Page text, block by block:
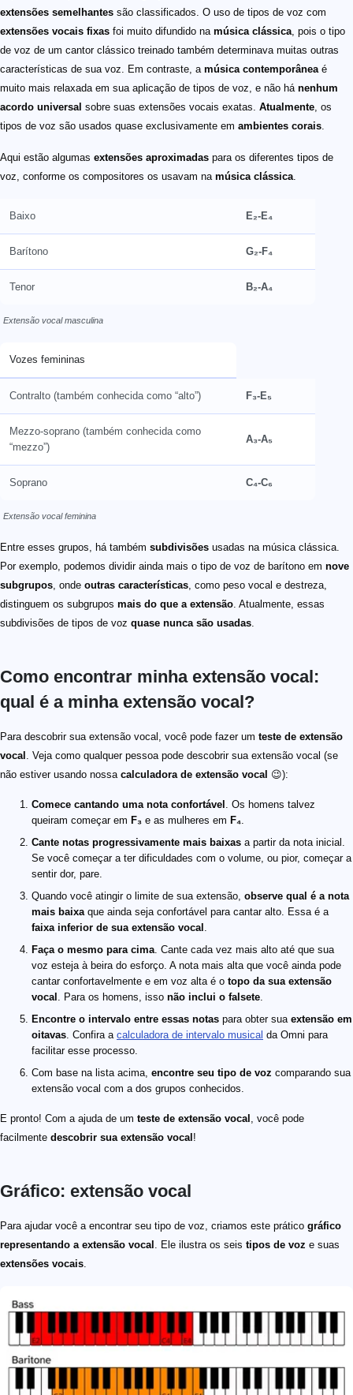
extensões semelhantes são classificados. O uso de tipos de voz com
extensões vocais fixas foi muito difundido na música clássica, pois o tipo
de voz de um cantor clássico treinado também determinava muitas outras
características de sua voz. Em contraste, a música contemporâneaé
muito mais relaxada em sua aplicação de tipos de voz, e não há nenhum
acordo universal sobre suas extensões vocais exatas. Atualmente, os
tipos de voz são usados quase exclusivamente em ambientes corais.
Aqui estão algumas extensões aproximadas para os diferentes tipos de
voz, conforme os compositores os usavam na música clássica.
Extensão vocal masculina
Baixo E₂-E₄
Barítono G₂-F₄
Tenor B₂-A₄
Extensão vocal feminina
Vozes femininas
Contralto (também conhecida como “alto”) F₃-E₅
Mezzo-soprano (também conhecida como
“mezzo”)
A₃-A₅
Soprano C₄-C₆
Entre esses grupos, há também subdivisões usadas na música clássica.
Por exemplo, podemos dividir ainda mais o tipo de voz de barítono em nove
subgrupos, onde outras características, como peso vocal e destreza,
distinguem os subgrupos mais do que a extensão. Atualmente, essas
subdivisões de tipos de voz quase nunca são usadas.
Como encontrar minha extensão vocal:
qual é a minha extensão vocal?
Para descobrir sua extensão vocal, você pode fazer um teste de extensão
vocal . Veja como qualquer pessoa pode descobrir sua extensão vocal (se
não estiver usando nossa calculadora de extensão vocal 😉):
Comece cantando uma nota confortável . Os homens talvez
queiram começar em F₃ e as mulheres em F₄.
Cante notas progressivamente mais baixas a partir da nota inicial.
Se você começar a ter dificuldades com o volume, ou pior, começar a
sentir dor, pare.
Quando você atingir o limite de sua extensão, observe qual é a nota
mais baixaque ainda seja confortável para cantar alto. Essa é a
faixa inferior de sua extensão vocal .
Faça o mesmo para cima. Cante cada vez mais alto até que sua
voz esteja à beira do esforço. A nota mais alta que você ainda pode
cantar confortavelmente e em voz alta é o topo da sua extensão
vocal . Para os homens, isso não inclui o falsete.
Encontre o intervalo entre essas notas para obter sua extensão em
oitavas. Confira a calculadora de intervalo musical da Omni para
facilitar esse processo.
Com base na lista acima, encontre seu tipo de voz comparando sua
extensão vocal com a dos grupos conhecidos.
E pronto! Com a ajuda de um teste de extensão vocal , você pode
facilmente descobrir sua extensão vocal !
Gráfico: extensão vocal
Para ajudar você a encontrar seu tipo de voz, criamos este prático gráfico
representando a extensão vocal . Ele ilustra os seis tipos de voz e suas
extensões vocais.